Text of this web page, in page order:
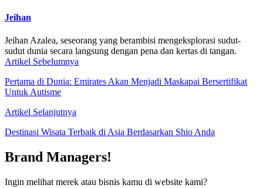
Jeihan
Jeihan Azalea, seseorang yang berambisi mengeksplorasi sudut-
sudut dunia secara langsung dengan pena dan kertas di tangan.
Artikel Sebelumnya
Pertama di Dunia: Emirates Akan Menjadi Maskapai Bersertifikat
Untuk Autisme
Artikel Selanjutnya
Destinasi Wisata Terbaik di Asia Berdasarkan Shio Anda
Brand Managers!
Ingin melihat merek atau bisnis kamu di website kami?